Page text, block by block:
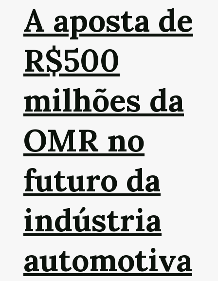
A aposta de
R$500
milhões da
OMR no
futuro da
indústria
automotiva